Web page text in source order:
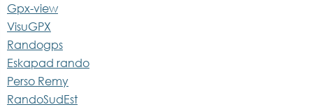
Gpx-view
VisuGPX
Randogps
Eskapad rando
Perso Remy
RandoSudEst